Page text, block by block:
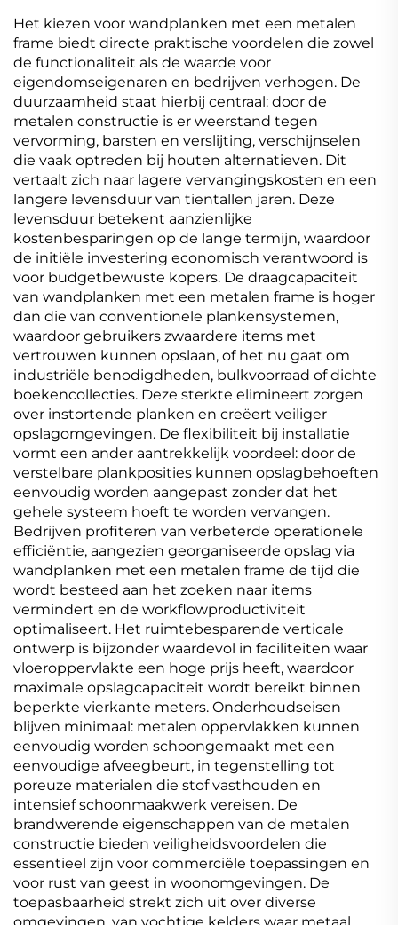
Het kiezen voor wandplanken met een metalen
frame biedt directe praktische voordelen die zowel
de functionaliteit als de waarde voor
eigendomseigenaren en bedrijven verhogen. De
duurzaamheid staat hierbij centraal: door de
metalen constructie is er weerstand tegen
vervorming, barsten en verslijting, verschijnselen
die vaak optreden bij houten alternatieven. Dit
vertaalt zich naar lagere vervangingskosten en een
langere levensduur van tientallen jaren. Deze
levensduur betekent aanzienlijke
kostenbesparingen op de lange termijn, waardoor
de initiële investering economisch verantwoord is
voor budgetbewuste kopers. De draagcapaciteit
van wandplanken met een metalen frame is hoger
dan die van conventionele plankensystemen,
waardoor gebruikers zwaardere items met
vertrouwen kunnen opslaan, of het nu gaat om
industriële benodigdheden, bulkvoorraad of dichte
boekencollecties. Deze sterkte elimineert zorgen
over instortende planken en creëert veiliger
opslagomgevingen. De flexibiliteit bij installatie
vormt een ander aantrekkelijk voordeel: door de
verstelbare plankposities kunnen opslagbehoeften
eenvoudig worden aangepast zonder dat het
gehele systeem hoeft te worden vervangen.
Bedrijven profiteren van verbeterde operationele
efficiëntie, aangezien georganiseerde opslag via
wandplanken met een metalen frame de tijd die
wordt besteed aan het zoeken naar items
vermindert en de workflowproductiviteit
optimaliseert. Het ruimtebesparende verticale
ontwerp is bijzonder waardevol in faciliteiten waar
vloeroppervlakte een hoge prijs heeft, waardoor
maximale opslagcapaciteit wordt bereikt binnen
beperkte vierkante meters. Onderhoudseisen
blijven minimaal: metalen oppervlakken kunnen
eenvoudig worden schoongemaakt met een
eenvoudige afveegbeurt, in tegenstelling tot
poreuze materialen die stof vasthouden en
intensief schoonmaakwerk vereisen. De
brandwerende eigenschappen van de metalen
constructie bieden veiligheidsvoordelen die
essentieel zijn voor commerciële toepassingen en
voor rust van geest in woonomgevingen. De
toepasbaarheid strekt zich uit over diverse